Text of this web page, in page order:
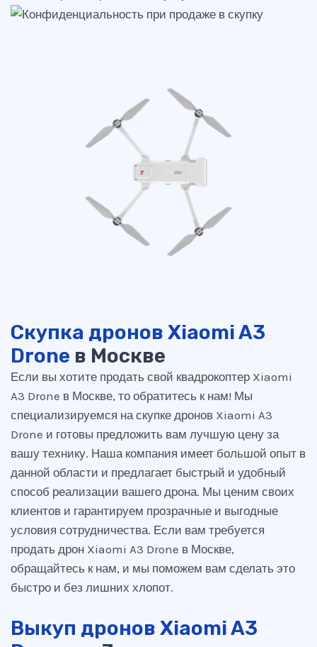
Скупка дронов Xiaomi A3
Drone в Москве
Если вы хотите продать свой квадрокоптер Xiaomi
A3 Drone в Москве, то обратитесь к нам! Мы
специализируемся на скупке дронов Xiaomi A3
Drone и готовы предложить вам лучшую цену за
вашу технику. Наша компания имеет большой опыт в
данной области и предлагает быстрый и удобный
способ реализации вашего дрона. Мы ценим своих
клиентов и гарантируем прозрачные и выгодные
условия сотрудничества. Если вам требуется
продать дрон Xiaomi A3 Drone в Москве,
обращайтесь к нам, и мы поможем вам сделать это
быстро и без лишних хлопот.
Выкуп дронов Xiaomi A3